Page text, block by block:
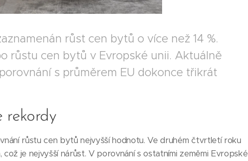
růst cen bytů o více než 14 %.
růstu cen bytů v Evropské unii. Aktuálně
s průměrem EU dokonce třikrát
rekordy
růstu cen bytů nejvyšší hodnotu. Ve druhém čtvrtletí roku
je nejvyšší nárůst. V porovnání s ostatními zeměmi Evropské